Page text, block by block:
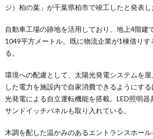
ジ）柏の葉」が千葉県柏市で竣工したと発表し
自動車工場の跡地を活用しており、地上4階建
1049平方メートル。既に物流企業が1棟借り
る。
環境への配慮として、太陽光発電システムを
した電力を施設内で自家消費できるようにす
光発電による自立運転機能を搭載。LED照明器
サンドイッチパネルも取り入れている。
木調を配した温かみのあるエントランスホー